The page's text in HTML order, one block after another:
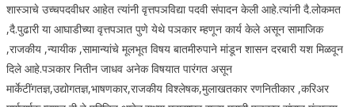
शास्ञाचे उच्चपदवीधर आहेत त्यांनी वृत्तपञविद्या पदवी संपादन केली आहे.त्यांनी दै.लोकमत
,दै.पुढारी या आघाडीच्या वृत्तपञात पुणे येथे पञकार म्हणून कार्य केले असून सामाजिक
,राजकीय ,न्यायीक ,सामान्यांचे मूलभूत विषय बातमीरुपाने मांडून शासन दरबारी यश मिळवून
दिले आहे.पञकार नितीन जाधव अनेक विषयात पारंगत असून
मार्केटींगतज्ञ,उद्योगतज्ञ,भाषणकार,राजकीय विश्लेषक,मुलाखतकार रणनितीकार ,करिअर